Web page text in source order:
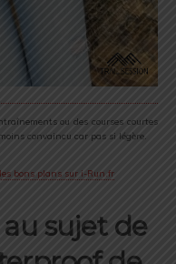
ou des courses courtes
convaincu car pas si légère.
sujet de